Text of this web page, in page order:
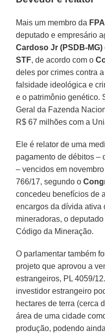
Mais um membro da FPA
deputado e empresário
Cardoso Jr (PSDB-MG)
STF, de acordo com o
deles por crimes contra
falsidade ideológica e
e o patrimônio genético.
Geral da Fazenda
R$ 67 milhões com a
Ele é relator de uma
pagamento de débitos –
– vencidos em
766/17, segundo o
concedeu benefícios de
encargos da dívida ativa
mineradoras, o
Código da Mineração.
O parlamentar também
projeto que aprovou a
estrangeiros, PL 4059/
investidor estrangeiro
hectares de terra (cerca
área de uma cidade
produção, podendo